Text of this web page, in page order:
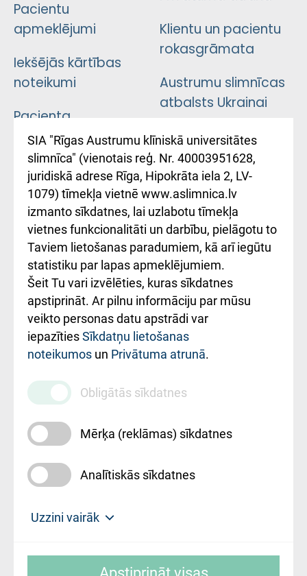
Pacientu
apmeklējumi
Iekšējās kārtības
noteikumi
Pacienta
atsauksmju/sūdzību
iesniegšanas
kārtība
Kā pie mums nokļūt
Rēķinu apmaksas
ceļvedis
Rekvizīti un
ārstniecības
iestādes kods
010000234
Maksas
pakalpojumu
cenrādis
Klientu un pacientu
rokasgrāmata
Austrumu slimnīcas
atbalsts Ukrainai
Підтримка Східної
лікарні та співпраця з
Україною
SIA "Rīgas Austrumu klīniskā universitātes
slimnīca" (vienotais reģ. Nr. 40003951628,
juridiskā adrese Rīga, Hipokrāta iela 2, LV-
1079) tīmekļa vietnē www.aslimnica.lv
izmanto sīkdatnes, lai uzlabotu tīmekļa
vietnes funkcionalitāti un darbību, pielāgotu to
Taviem lietošanas paradumiem, kā arī iegūtu
statistiku par lapas apmeklējumiem.
Šeit Tu vari izvēlēties, kuras sīkdatnes
apstiprināt. Ar pilnu informāciju par mūsu
veikto personas datu apstrādi var
iepazītiesSīkdatņu lietošanas
noteikumos un Privātuma atrunā.
Obligātās sīkdatnes
Mērķa (reklāmas) sīkdatnes
Analītiskās sīkdatnes
Uzzini vairāk
slimnīca, turpmāk – Pārzinis, sīkdatņu